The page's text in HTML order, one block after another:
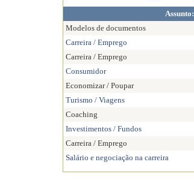
Assunto:
Modelos de documentos
Carreira / Emprego
Carreira / Emprego
Consumidor
Economizar / Poupar
Turismo / Viagens
Coaching
Investimentos / Fundos
Carreira / Emprego
Salário e negociação na carreira